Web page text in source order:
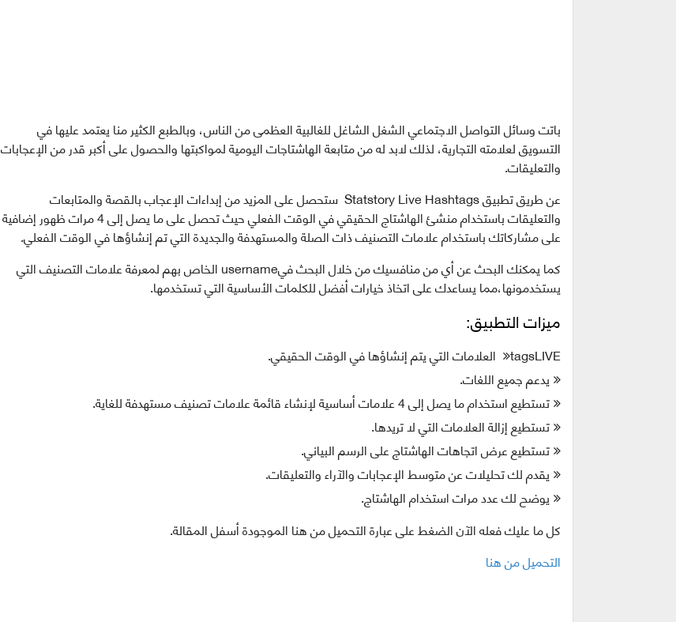
باتت وسائل التواصل الاجتماعي الشغل الشاغل للغالبية العظمى من الناس، وبالطبع الكثير منا يعتمد عليها في
التسويق لعلامته التجارية، لذلك لابد له من متابعة الهاشتاجات اليومية لمواكبتها والحصول على أكبر قدر من الإعجابات
والتعليقات.
عن طريق تطبيق Statstory Live Hashtags ستحصل على المزيد من إبداءات الإعجاب بالقصة والمتابعات
والتعليقات باستخدام منشئ الهاشتاج الحقيقي في الوقت الفعلي حيث تحصل على ما يصل إلى 4 مرات ظهور إضافية
على مشاركاتك باستخدام علامات التصنيف ذات الصلة والمستهدفة والجديدة التي تم إنشاؤها في الوقت الفعلي.
كما يمكنك البحث عن أي من منافسيك من خلال البحث فيusername الخاص بهم لمعرفة علامات التصنيف التي
يستخدمونها،مما يساعدك على اتخاذ خيارات أفضل للكلمات الأساسية التي تستخدمها.
ميزات التطبيق:
tagsLIVE العلامات التي يتم إنشاؤها في الوقت الحقيقي.
يدعم جميع اللغات.
تستطيع استخدام ما يصل إلى 4 علامات أساسية لإنشاء قائمة علامات تصنيف مستهدفة للغاية.
تستطيع إزالة العلامات التي لا تريدها.
تستطيع عرض اتجاهات الهاشتاج على الرسم البياني.
يقدم لك تحليلات عن متوسط ​​الإعجابات والآراء والتعليقات.
يوضح لك عدد مرات استخدام الهاشتاج.
كل ما عليك فعله الآن الضغط على عبارة التحميل من هنا الموجودة أسفل المقالة.
التحميل من هنا